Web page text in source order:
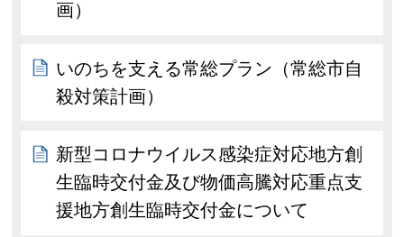
画）
いのちを支える常総プラン（常総市自
殺対策計画）
新型コロナウイルス感染症対応地方創
生臨時交付金及び物価高騰対応重点支
援地方創生臨時交付金について